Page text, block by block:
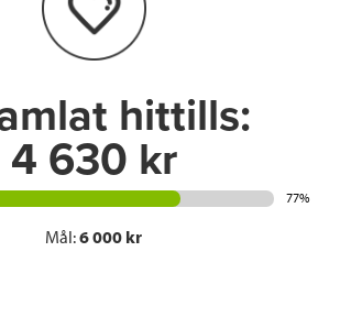
I
n
hittills:
4 630 kr
77%
Mål:6 000 kr